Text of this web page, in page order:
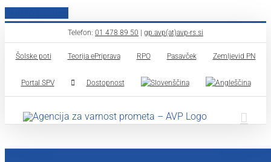
Telefon: 01 478 89 50 gp.avp(at)avp-rs.si
Šolske poti Teorija ePriprava RPO Pasavček Zemljevid PN
Portal SPV Dostopnost